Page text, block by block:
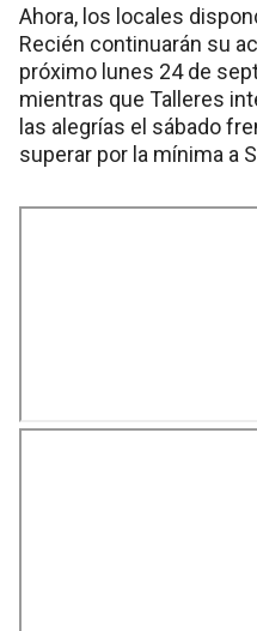
Ahora, los locales
Recién continuarán su
próximo lunes 24 de
mientras que Talleres
las alegrías el sábado
superar por la mínima a